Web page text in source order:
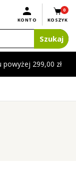
299,00 zł
0
KOSZYK
KONTO
Szukaj